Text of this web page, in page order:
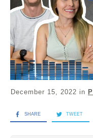
December 15, 2022 in
SHARE TWEET